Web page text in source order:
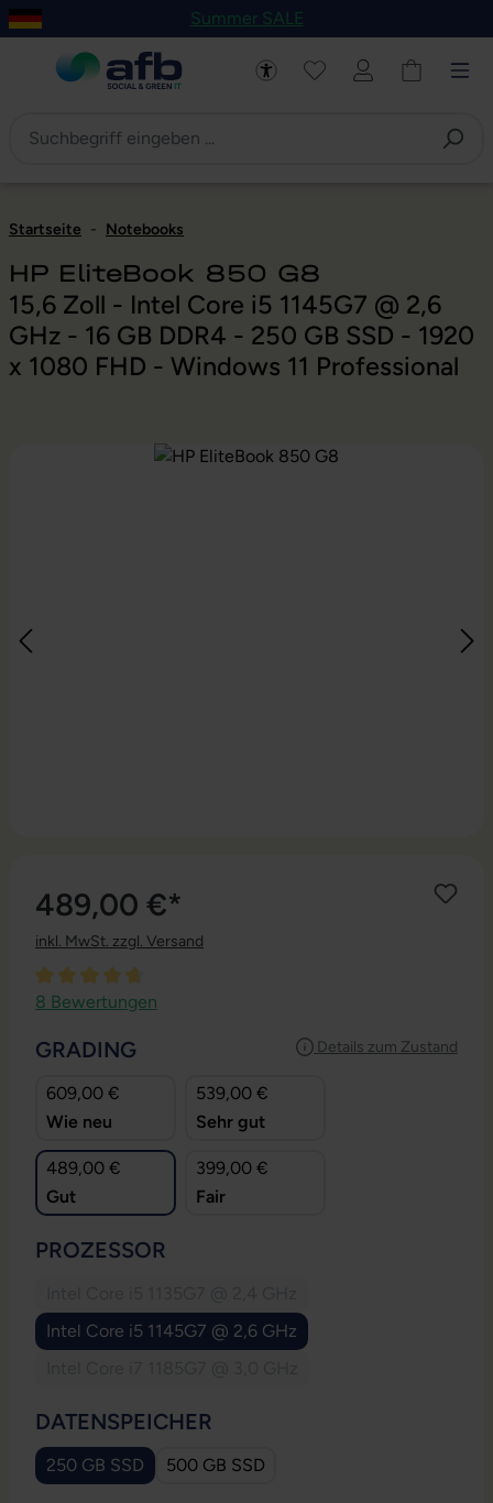
Hauptinhalt springen
Zur Navigation der B2B-Plattform springen
Summer SALE
Startseite - Notebooks
HP EliteBook 850 G8
15,6 Zoll - Intel Core i5 1145G7 @ 2,6
GHz - 16 GB DDR4 - 250 GB SSD - 1920
x 1080 FHD - Windows 11 Professional
Bildergalerie überspringen
489,00 €*
inkl. MwSt. zzgl. Versand
Durchschnittliche Bewertung von 4.75 von 5 Sternen
8 Bewertungen
Details zum Zustand
GRADING
609,00 €
Wie neu
539,00 €
Sehr gut
489,00 €
Gut
399,00 €
Fair
PROZESSOR
Intel Core i5 1145G7 @ 2,6 GHz
DATENSPEICHER
250 GB SSD 500 GB SSD